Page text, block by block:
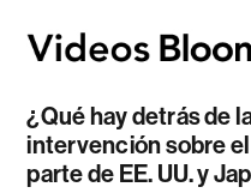
¿Qué hay detrás de
intervención sobre
parte de EE. UU. y